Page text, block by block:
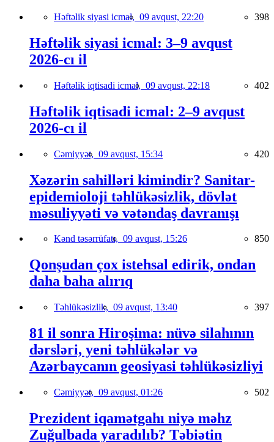
Həftəlik siyasi icmal, 09 avqust, 22:20 398
Həftəlik siyasi icmal: 3–9 avqust
2026-cı il
Həftəlik iqtisadi icmal, 09 avqust, 22:18 402
Həftəlik iqtisadi icmal: 2–9 avqust
2026-cı il
Cəmiyyət, 09 avqust, 15:34 420
Xəzərin sahilləri kimindir? Sanitar-
epidemioloji təhlükəsizlik, dövlət
məsuliyyəti və vətəndaş davranışı
Kənd təsərrüfatı, 09 avqust, 15:26 850
Qonşudan çox istehsal edirik, ondan
daha baha alırıq
Təhlükəsizlik, 09 avqust, 13:40 397
81 il sonra Hiroşima: nüvə silahının
dərsləri, yeni təhlükələr və
Azərbaycanın geosiyasi təhlükəsizliyi
Cəmiyyət, 09 avqust, 01:26 502
Prezident iqamətgahı niyə məhz
Zuğulbada yaradılıb? Təbiətin